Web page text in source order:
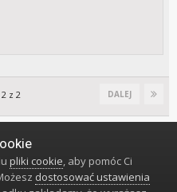
DALEJ
z 2
prywatności
i Zegarków
Community
pliki cookie, aby pomóc Ci
dostosować ustawienia